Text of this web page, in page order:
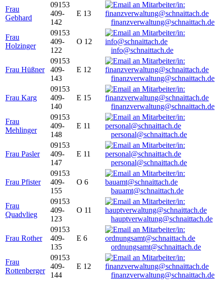
Frau
Gebhard
09153
409-
142
E 13
finanzverwaltung@schnaittach.de
Frau
Holzinger
09153
409-
122
O 12
info@schnaittach.de
Frau Hüßner
09153
409-
143
E 12
finanzverwaltung@schnaittach.de
Frau Karg
09153
409-
140
E 15
finanzverwaltung@schnaittach.de
Frau
Mehlinger
09153
409-
148
E 11
personal@schnaittach.de
Frau Pasler
09153
409-
147
E 11
personal@schnaittach.de
Frau Pfister
09153
409-
155
O 6
bauamt@schnaittach.de
Frau
Quadvlieg
09153
409-
123
O 11
hauptverwaltung@schnaittach.de
Frau Rother
09153
409-
135
E 6
ordnungsamt@schnaittach.de
Frau
Rottenberger
09153
409-
144
E 12
finanzverwaltung@schnaittach.de